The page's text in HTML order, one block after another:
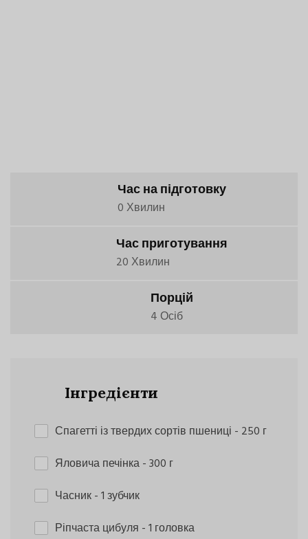
Час на підготовку
0 Хвилин
Час приготування
20 Хвилин
Порцій
4 Осіб
Інгредієнти
Спагетті із твердих сортів пшениці - 250 г
Яловича печінка- 300 г
Часник- 1 зубчик
Ріпчаста цибуля - 1 головка